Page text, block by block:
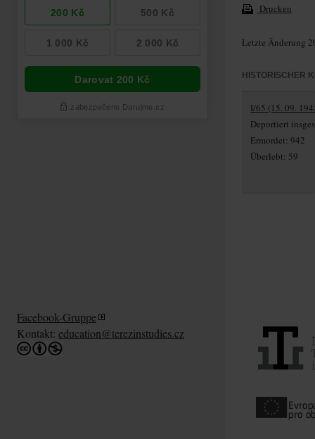
Drucken
Letzte Änderung
HISTORISCHER
I/65 (15. 09.
Deportiert
Ermordet: 942
Überlebt: 59
Facebook-Gruppe
Kontakt: education@terezinstudies.cz